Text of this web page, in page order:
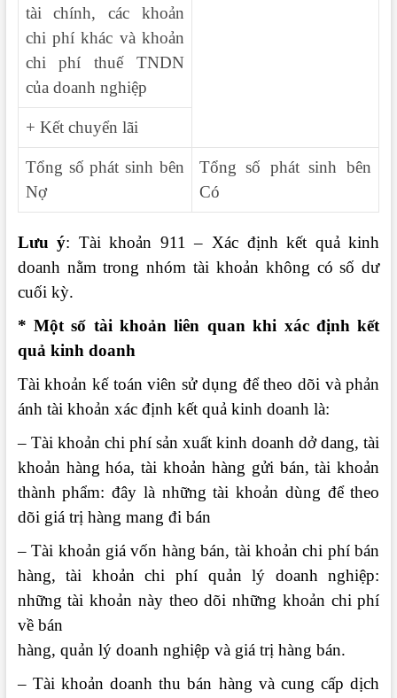
tài chính, các khoản
chi phí khác và khoản
chi phí thuế TNDN
của doanh nghiệp
+ Kết chuyển lãi
Tổng số phát sinh bên
Nợ
Tổng số phát sinh bên
Có
Lưu ý: Tài khoản 911 – Xác định kết quả kinh
doanh nằm trong nhóm tài khoản không có số dư
cuối kỳ.
* Một số tài khoản liên quan khi xác định kết
quả kinh doanh
Tài khoản kế toán viên sử dụng để theo dõi và phản
ánh tài khoản xác định kết quả kinh doanh là:
– Tài khoản chi phí sản xuất kinh doanh dở dang, tài
khoản hàng hóa, tài khoản hàng gửi bán, tài khoản
thành phẩm: đây là những tài khoản dùng để theo
dõi giá trị hàng mang đi bán
– Tài khoản giá vốn hàng bán, tài khoản chi phí bán
hàng, tài khoản chi phí quản lý doanh nghiệp:
những tài khoản này theo dõi những khoản chi phí
về bán
hàng, quản lý doanh nghiệp và giá trị hàng bán.
– Tài khoản doanh thu bán hàng và cung cấp dịch